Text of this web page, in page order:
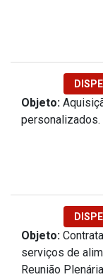
Objeto:
personalizados.
Objeto:
serviços de
Reunião